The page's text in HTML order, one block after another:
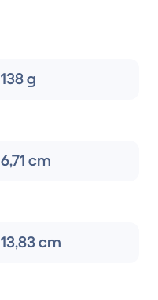
138 g
6,71 cm
13,83 cm